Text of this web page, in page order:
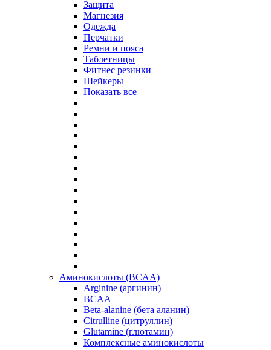
Защита
Магнезия
Одежда
Перчатки
Ремни и пояса
Таблетницы
Фитнес резинки
Шейкеры
Показать все
Аминокислоты (BCAA)
Arginine (аргинин)
BCAA
Beta-alanine (бета аланин)
Citrulline (цитруллин)
Glutamine (глютамин)
Комплексные аминокислоты